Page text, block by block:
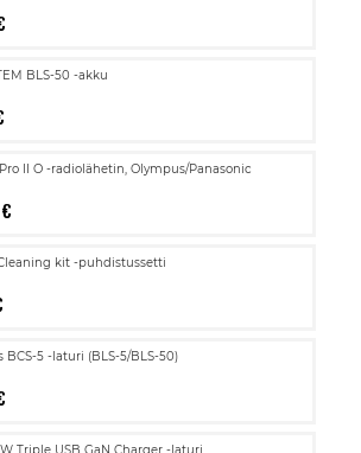
BLS-50 -akku
II O -radiolähetin, Olympus/Panasonic
kit -puhdistussetti
BCS-5 -laturi (BLS-5/BLS-50)
Triple USB GaN Charger -laturi